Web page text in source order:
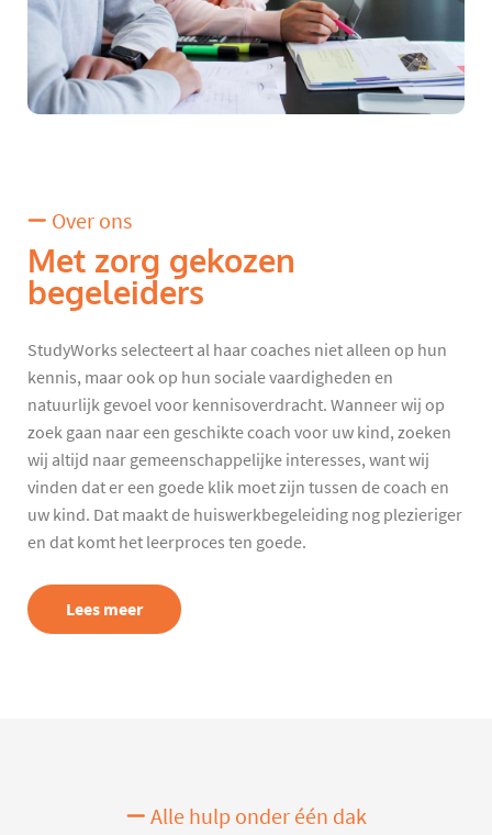
Over ons
Met zorg gekozen
begeleiders
StudyWorks selecteert al haar coaches niet alleen op hun
kennis, maar ook op hun sociale vaardigheden en
natuurlijk gevoel voor kennisoverdracht. Wanneer wij op
zoek gaan naar een geschikte coach voor uw kind, zoeken
wij altijd naar gemeenschappelijke interesses, want wij
vinden dat er een goede klik moet zijn tussen de coach en
uw kind. Dat maakt de huiswerkbegeleiding nog plezieriger
en dat komt het leerproces ten goede.
Lees meer
Alle hulp onder één dak